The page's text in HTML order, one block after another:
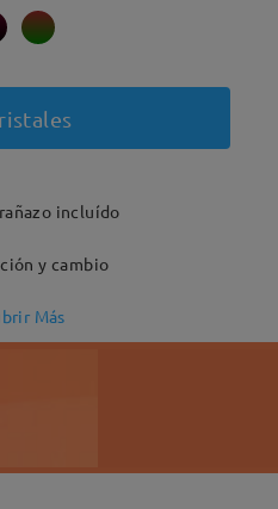
incluído
y cambio
Más